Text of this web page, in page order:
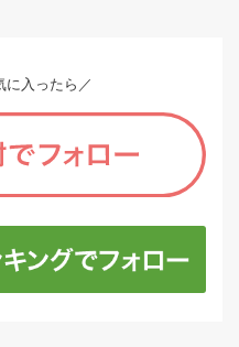
に入ったら／